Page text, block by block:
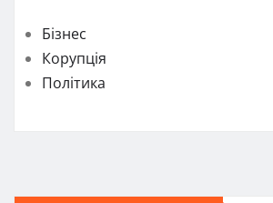
Бізнес
Корупція
Політика